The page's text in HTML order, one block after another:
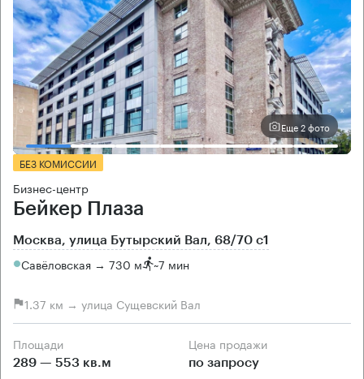
Еще 2 фото
БЕЗ КОМИССИИ
Бизнес-центр
Бейкер Плаза
Москва, улица Бутырский Вал, 68/70 с1
Савёловская → 730 м ~7 мин
1.37 км → улица Сущевский Вал
Площади
289 — 553 кв.м
Цена продажи
по запросу